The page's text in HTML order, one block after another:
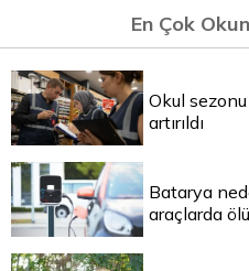
En Çok
Okul
artırıldı
Batarya
araçlarda